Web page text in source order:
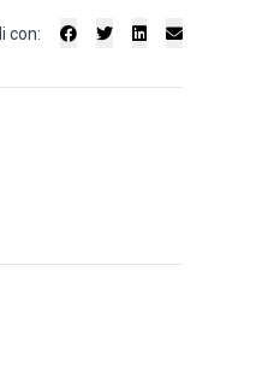
con: